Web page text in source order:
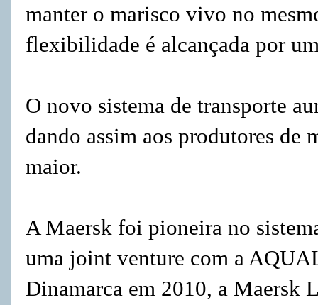
manter o marisco vivo no
flexibilidade é alcançada por
O novo sistema de transporte
dando assim aos produtores
maior.
A Maersk foi pioneira no
uma joint venture com a
Dinamarca em 2010, a Maersk